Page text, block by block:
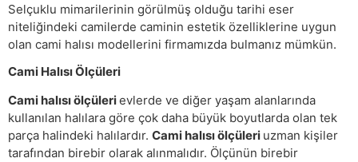
Selçuklu mimarilerinin görülmüş olduğu tarihi eser
niteliğindeki camilerde caminin estetik özelliklerine uygun
olan cami halısı modellerini firmamızda bulmanız mümkün.
Cami Halısı Ölçüleri
Cami halısı ölçülerievlerde ve diğer yaşam alanlarında
kullanılan halılara göre çok daha büyük boyutlarda olan tek
parça halindeki halılardır. Cami halısı ölçüleri uzman kişiler
tarafından birebir olarak alınmalıdır. Ölçünün birebir